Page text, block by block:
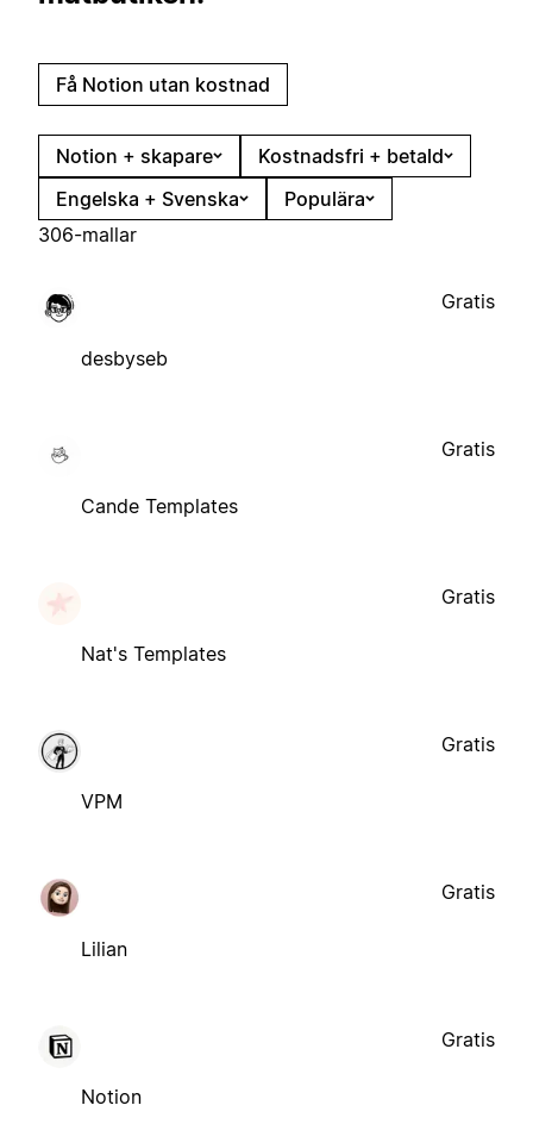
Få Notion utan kostnad
Notion + skapare
Kostnadsfri + betald
Engelska + Svenska
Populära
306-mallar
desbyseb
Gratis
Cande Templates
Gratis
Nat's Templates
Gratis
VPM
Gratis
Lilian
Gratis
Notion
Gratis